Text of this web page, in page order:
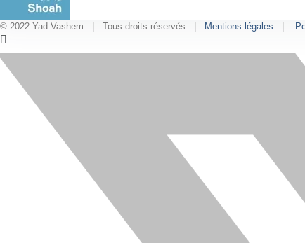
© 2022 Yad Vashem | Tous droits réservés | Mentions légales
X